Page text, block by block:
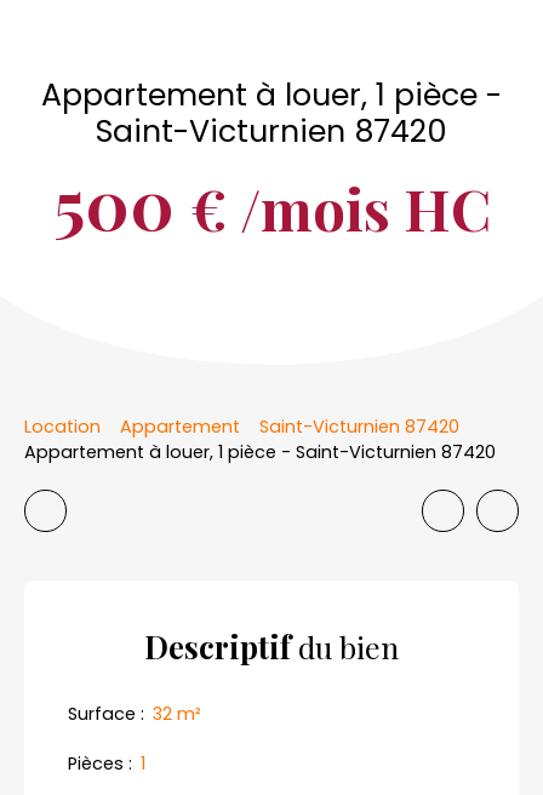
Appartement à louer, 1 pièce -
Saint-Victurnien 87420
500 € /mois HC
Location Appartement
Saint-Victurnien 87420
Appartement à louer, 1 pièce - Saint-Victurnien 87420
Descriptifdu bien
Surface : 32 m²
Pièces : 1